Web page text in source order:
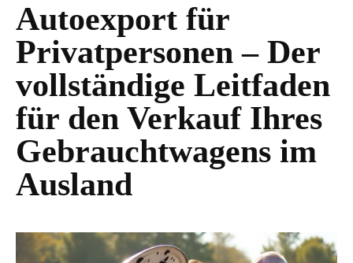
Autoexport für
Privatpersonen – Der
vollständige Leitfaden
für den Verkauf Ihres
Gebrauchtwagens im
Ausland